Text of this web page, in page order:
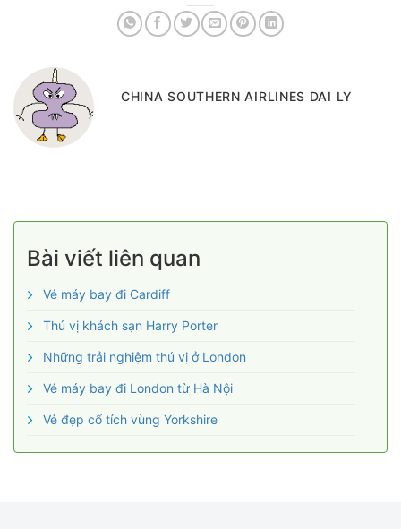
CHINA SOUTHERN AIRLINES DAI LY
Bài viết liên quan
Vé máy bay đi Cardiff
Thú vị khách sạn Harry Porter
Những trải nghiệm thú vị ở London
Vé máy bay đi London từ Hà Nội
Vẻ đẹp cổ tích vùng Yorkshire